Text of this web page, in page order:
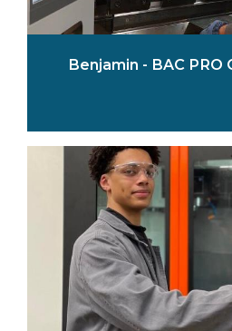
Benjamin - BAC PRO